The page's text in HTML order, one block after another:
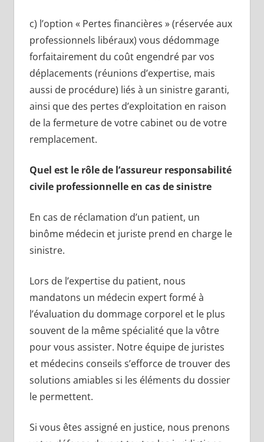
c) l’option « Pertes financières » (réservée aux
professionnels libéraux) vous dédommage
forfaitairement du coût engendré par vos
déplacements (réunions d’expertise, mais
aussi de procédure) liés à un sinistre garanti,
ainsi que des pertes d’exploitation en raison
de la fermeture de votre cabinet ou de votre
remplacement.
Quel est le rôle de l’assureur responsabilité
civile professionnelle en cas de sinistre
En cas de réclamation d’un patient, un
binôme médecin et juriste prend en charge le
sinistre.
Lors de l’expertise du patient, nous
mandatons un médecin expert formé à
l’évaluation du dommage corporel et le plus
souvent de la même spécialité que la vôtre
pour vous assister. Notre équipe de juristes
et médecins conseils s’efforce de trouver des
solutions amiables si les éléments du dossier
le permettent.
Si vous êtes assigné en justice, nous prenons